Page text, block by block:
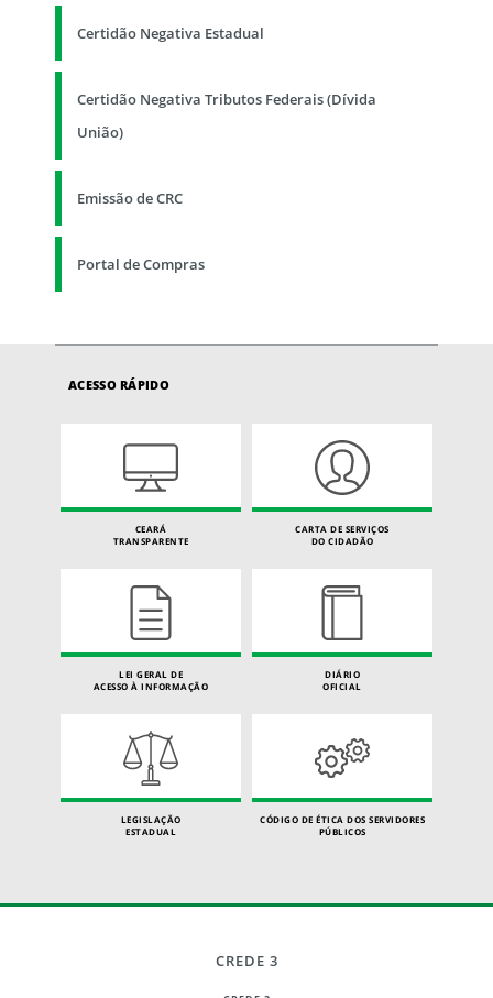
Certidão Negativa Estadual
Certidão Negativa Tributos Federais (Dívida
União)
Emissão de CRC
Portal de Compras
ACESSO RÁPIDO
CEARÁ
TRANSPARENTE
CARTA DE SERVIÇOS
DO CIDADÃO
LEI GERAL DE
ACESSO À INFORMAÇÃO
DIÁRIO
OFICIAL
LEGISLAÇÃO
ESTADUAL
CÓDIGO DE ÉTICA DOS SERVIDORES
PÚBLICOS
CREDE 3